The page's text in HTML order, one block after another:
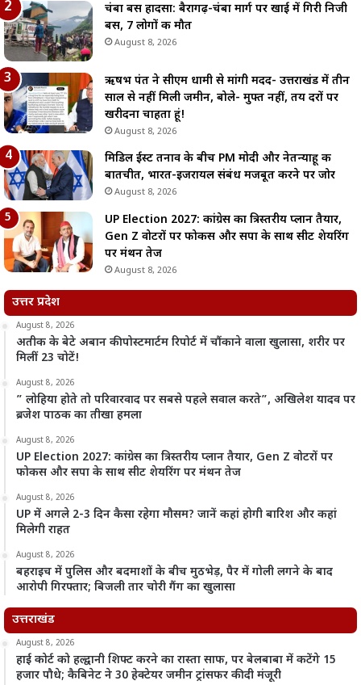
चंबा बस हादसा: बैरागढ़-चंबा मार्ग पर खाई में गिरी निजी
बस, 7 लोगों की मौत
August 8, 2026
ऋषभ पंत ने सीएम धामी से मांगी मदद- उत्तराखंड में तीन
साल से नहीं मिली जमीन, बोले- मुफ्त नहीं, तय दरों पर
खरीदना चाहता हूं!
August 8, 2026
मिडिल ईस्ट तनाव के बीच PM मोदी और नेतन्याहू की
बातचीत, भारत-इजरायल संबंध मजबूत करने पर जोर
August 8, 2026
UP Election 2027: कांग्रेस का त्रिस्तरीय प्लान तैयार,
Gen Z वोटरों पर फोकस और सपा के साथ सीट शेयरिंग
पर मंथन तेज
August 8, 2026
उत्तर प्रदेश
August 8, 2026
अतीक के बेटे अबान की पोस्टमार्टम रिपोर्ट में चौंकाने वाला खुलासा, शरीर पर
मिलीं 23 चोटें!
August 8, 2026
” लोहिया होते तो परिवारवाद पर सबसे पहले सवाल करते”, अखिलेश यादव पर
ब्रजेश पाठक का तीखा हमला
August 8, 2026
UP Election 2027: कांग्रेस का त्रिस्तरीय प्लान तैयार, Gen Z वोटरों पर
फोकस और सपा के साथ सीट शेयरिंग पर मंथन तेज
August 8, 2026
UP में अगले 2-3 दिन कैसा रहेगा मौसम? जानें कहां होगी बारिश और कहां
मिलेगी राहत
August 8, 2026
बहराइच में पुलिस और बदमाशों के बीच मुठभेड़, पैर में गोली लगने के बाद
आरोपी गिरफ्तार; बिजली तार चोरी गैंग का खुलासा
उत्तराखंड
August 8, 2026
हाई कोर्ट को हल्द्वानी शिफ्ट करने का रास्ता साफ, पर बेलबाबा में कटेंगे 15
हजार पौधे; कैबिनेट ने 30 हेक्टेयर जमीन ट्रांसफर की दी मंजूरी